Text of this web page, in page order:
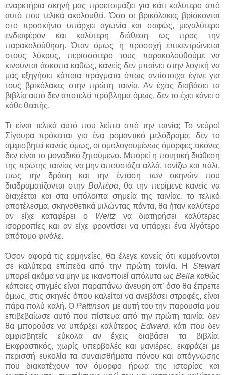
εναρκτήρια σκηνή μας προετοιμάζει για κάτι καλύτερο από
αυτό που τελικά ακολουθεί. Όσο οι βρικόλακες βρίσκονται
στο προσκήνιο υπάρχει αγωνία και σαφώς, μεγαλύτερο
ενδιαφέρον και καλύτερη διάθεση ως προς την
παρακολούθηση. Όταν όμως η προσοχή επικεντρώνεται
στους λύκους, περισσότερο τους παρακολουθούμε να
κινούνται άσκοπα καθώς, κανείς δεν μπαίνει στην λογική να
μας εξηγήσει κάποια πράγματα όπως αντίστοιχα έγινε για
τους βρικόλακες στην πρώτη ταινία. Αν έχεις διαβάσει τα
βιβλία αυτό δεν αποτελεί πρόβλημα όμως, δεν το έχει κάνει ο
κάθε θεατής.
Τι είναι τελικά αυτό που λείπει από την ταινία; Το νεύρο!
Σίγουρα πρόκειται για ένα ρομαντικό μελόδραμα, δεν το
αμφισβητεί κανείς όμως, οι ομολογουμένως όμορφες εικόνες
δεν είναι το μοναδικό ζητούμενο. Μπορεί η ποιητική διάθεση
της πρώτης ταινίας να μην απουσιάζει αλλά, τονίζω και πάλι,
πως την δράση και την ένταση των σκηνών που
διαδραματίζονται στην Βολτέρα, θα την περίμενε κανείς να
διαχέεται και στα υπόλοιπα σημεία της ταινίας. το τελικό
αποτέλεσμα, σκηνοθετικά μιλώντας πάντα, θα ήταν καλύτερο
αν είχε καταφέρει ο Weitzνα διατηρήσει καλύτερες
ισορροπίες και αν είχε φροντίσει να υπάρχει ένα λίγότερο
απότομο φινάλε.
Όσον αφορά τις ερμηνείες, θα έλεγε κανείς ότι κυμαίνονται
σε καλύτερα επίπεδα από την πρώτη ταινία. Η Stewart
μπορεί ακόμα να μην με ικανοποιεί απόλυτα ως Bella καθώς
κάποιες στιγμές είναι παραπάνω άνευρη απ’ όσο θα έπρεπε
όμως, στις σκηνές όπου καλείται να ανεβάσει στροφές, είναι
πάρα πολύ καλή. ΟPattinson με αυτή του την παρουσία μου
επιβεβαίωσε αυτό που πίστευα από την πρώτη ταινία. δεν
θα μπορούσε να υπάρξει καλύτερος Edward, κάτι που δεν
αμφισβητείς εύκολα αν έχεις διαβάσει τα βιβλία.
Εκφραστικός, χωρίς υπερβολές και μανιέρες, εκφράζει με
περισσή ευκολία τα συναισθήματα πόνου και απόγνωσης
που διακατέχουν τον όμορφο ήρωα της ιστορίας και